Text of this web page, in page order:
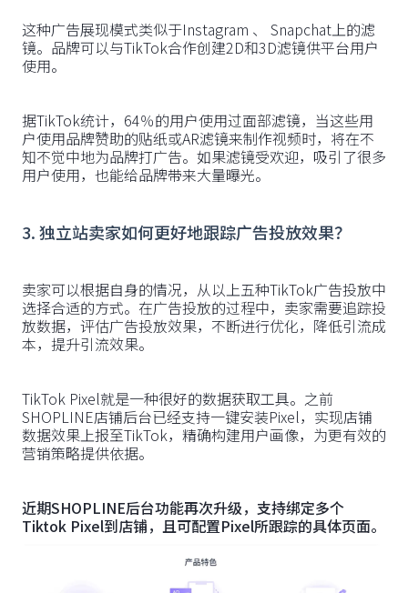
这种广告展现模式类似于Instagram 、 Snapchat上的滤
镜。品牌可以与TikTok合作创建2D和3D滤镜供平台用户
使用。
据TikTok统计，64％的用户使用过面部滤镜，当这些用
户使用品牌赞助的贴纸或AR滤镜来制作视频时，将在不
知不觉中地为品牌打广告。如果滤镜受欢迎，吸引了很多
用户使用，也能给品牌带来大量曝光。
3. 独立站卖家如何更好地跟踪广告投放效果？
卖家可以根据自身的情况，从以上五种TikTok广告投放中
选择合适的方式。在广告投放的过程中，卖家需要追踪投
放数据，评估广告投放效果，不断进行优化，降低引流成
本，提升引流效果。
TikTok Pixel就是一种很好的数据获取工具。之前
SHOPLINE店铺后台已经支持一键安装Pixel，实现店铺
数据效果上报至TikTok，精确构建用户画像，为更有效的
营销策略提供依据。
近期SHOPLINE后台功能再次升级，支持绑定多个
Tiktok Pixel到店铺，且可配置Pixel所跟踪的具体页面。